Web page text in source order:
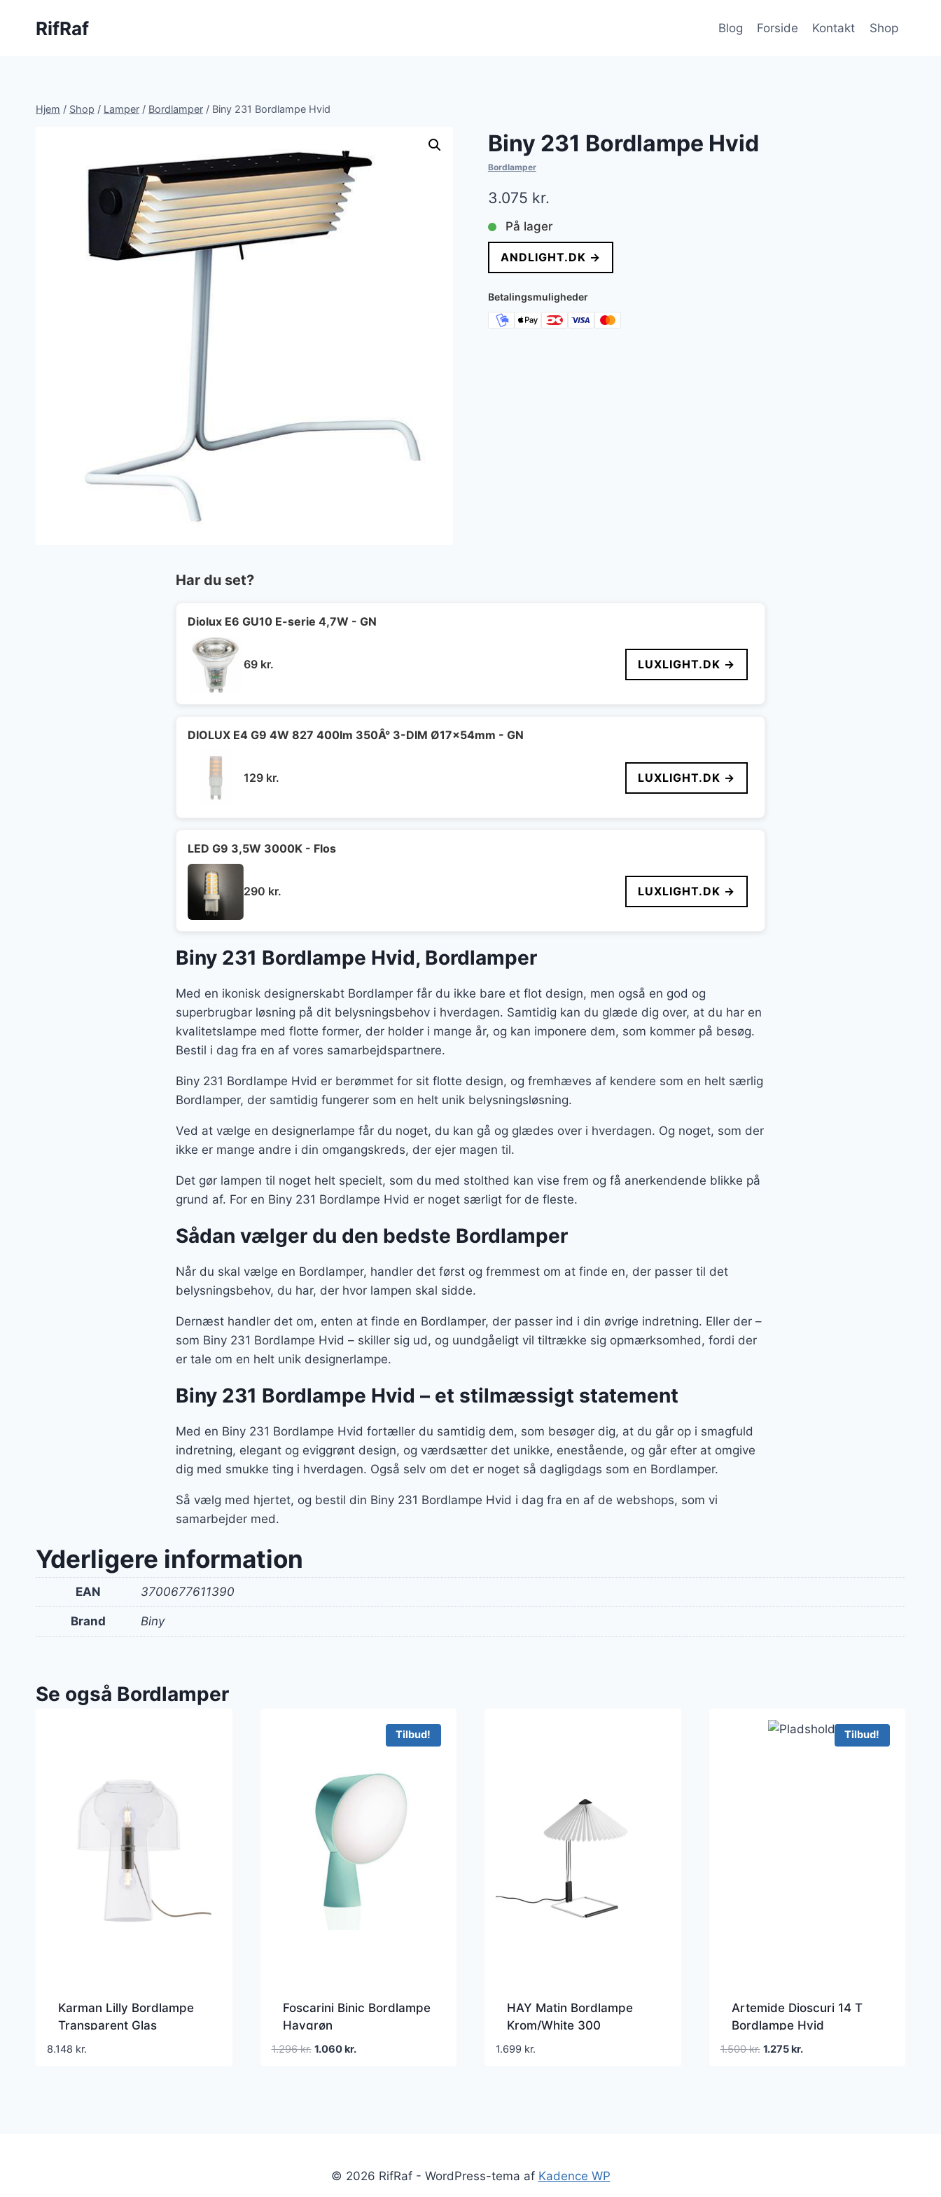
RifRaf Blog Forside Kontakt Shop
Hjem / Shop / Lamper / Bordlamper / Biny 231 Bordlampe Hvid
Biny 231 Bordlampe Hvid
Bordlamper
3.075 kr.
På lager
ANDLIGHT.DK →
Betalingsmuligheder
Har du set?
Diolux E6 GU10 E-serie 4,7W - GN
69 kr. LUXLIGHT.DK →
DIOLUX E4 G9 4W 827 400lm 350Â° 3-DIM Ø17x54mm - GN
129 kr. LUXLIGHT.DK →
LED G9 3,5W 3000K - Flos
290 kr. LUXLIGHT.DK →
Biny 231 Bordlampe Hvid, Bordlamper
Med en ikonisk designerskabt Bordlamper får du ikke bare et flot design, men også en god og
superbrugbar løsning på dit belysningsbehov i hverdagen. Samtidig kan du glæde dig over, at du har en
kvalitetslampe med flotte former, der holder i mange år, og kan imponere dem, som kommer på besøg.
Bestil i dag fra en af vores samarbejdspartnere.
Biny 231 Bordlampe Hvid er berømmet for sit flotte design, og fremhæves af kendere som en helt særlig
Bordlamper, der samtidig fungerer som en helt unik belysningsløsning.
Ved at vælge en designerlampe får du noget, du kan gå og glædes over i hverdagen. Og noget, som der
ikke er mange andre i din omgangskreds, der ejer magen til.
Det gør lampen til noget helt specielt, som du med stolthed kan vise frem og få anerkendende blikke på
grund af. For en Biny 231 Bordlampe Hvid er noget særligt for de fleste.
Sådan vælger du den bedste Bordlamper
Når du skal vælge en Bordlamper, handler det først og fremmest om at finde en, der passer til det
belysningsbehov, du har, der hvor lampen skal sidde.
Dernæst handler det om, enten at finde en Bordlamper, der passer ind i din øvrige indretning. Eller der –
som Biny 231 Bordlampe Hvid – skiller sig ud, og uundgåeligt vil tiltrække sig opmærksomhed, fordi der
er tale om en helt unik designerlampe.
Biny 231 Bordlampe Hvid – et stilmæssigt statement
Med en Biny 231 Bordlampe Hvid fortæller du samtidig dem, som besøger dig, at du går op i smagfuld
indretning, elegant og eviggrønt design, og værdsætter det unikke, enestående, og går efter at omgive
dig med smukke ting i hverdagen. Også selv om det er noget så dagligdags som en Bordlamper.
Så vælg med hjertet, og bestil din Biny 231 Bordlampe Hvid i dag fra en af de webshops, som vi
samarbejder med.
Yderligere information
EAN 3700677611390
Brand Biny
Se også Bordlamper
Karman Lilly Bordlampe
Transparent Glas
8.148 kr.
Tilbud!
Foscarini Binic Bordlampe
Havgrøn
1.296kr. Den
1.060kr.Den
HAY Matin Bordlampe
Krom/White 300
1.699 kr.
Tilbud!
Artemide Dioscuri 14 T
Bordlampe Hvid
1.500kr. Den
1.275kr.Den
© 2026 RifRaf - WordPress-tema af Kadence WP